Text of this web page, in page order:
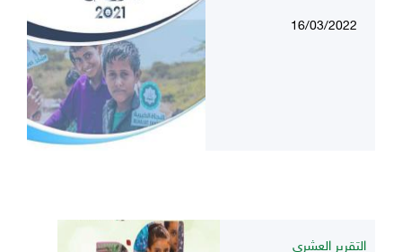
16/03/2022
التقرير العشري